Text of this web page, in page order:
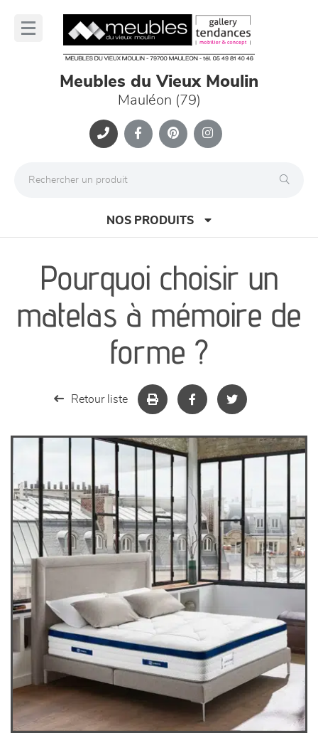
Meubles du Vieux Moulin
Mauléon (79)
NOS PRODUITS
canapés et fauteuils
séjours
chambres et dressing
décoration
Pourquoi choisir un
matelas à mémoire de
forme ?
Retour liste